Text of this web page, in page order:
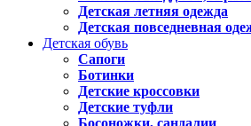
Детская летняя одежда
Детская повседневная
Детская обувь
Сапоги
Ботинки
Детские кроссовки
Детские туфли
Босоножки, сандалии